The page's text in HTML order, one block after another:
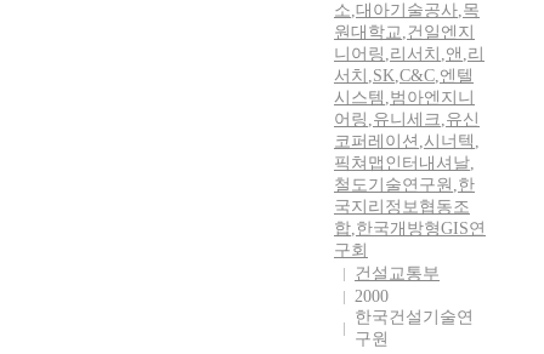
소,대아기술공사,목
원대학교,건일엔지
니어링 ,리서치 ,앤 ,리
서치 ,SK,C&C,엔텔
시스템 ,범아엔지니
어링 ,유니세크,유신
코퍼레이션 ,시너텍 ,
픽쳐맵인터내셔날,
철도기술연구원 ,한
국지리정보협동조
합,한국개방형GIS연
구회
건설교통부
2000
한국건설기술연
구원